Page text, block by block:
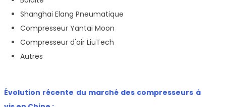
Shanghai Elang Pneumatique
Compresseur Yantai Moon
Compresseur d'air LiuTech
Autres
Évolution récente du marché des compresseurs à